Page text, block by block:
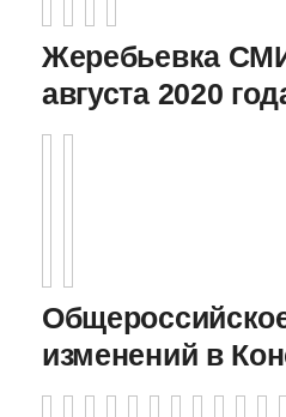
Жеребьевка
августа 2020
изменений в